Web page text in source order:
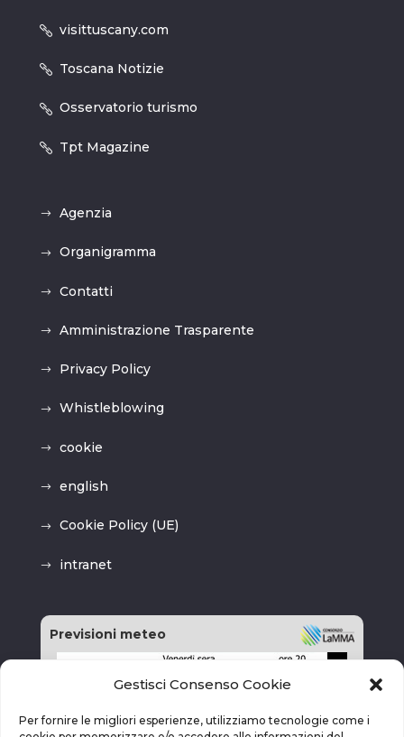
Gestisci Consenso Cookie
Per fornire le migliori esperienze, utilizziamo tecnologie come i
visittuscany.com
Toscana Notizie
Osservatorio turismo
Tpt Magazine
Agenzia
Organigramma
Contatti
Amministrazione Trasparente
Privacy Policy
Whistleblowing
cookie
english
Cookie Policy (UE)
intranet
Previsioni meteo